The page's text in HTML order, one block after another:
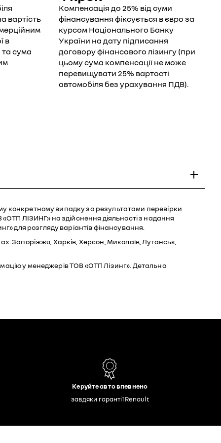
вартість
в
та сума
Компенсація до 25% від суми
фінансування фіксується в євро за
курсом Національного Банку
України на дату підписання
договору фінансового лізингу (при
цьому сума компенсації не може
перевищувати 25% вартості
автомобіля без урахування ПДВ).
конкретному випадку за результатами перевірки
ЛІЗИНГ» на здійснення діяльності з надання
для розгляду варіантів фінансування.
Запоріжжя, Харків, Херсон, Миколаїв, Луганськ,
у менеджерів ТОВ «ОТП Лізинг». Детальна
Керуйте авто впевнено
завдяки гарантії Renault